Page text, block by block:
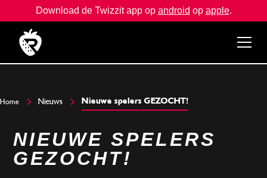
Download de Twizzit app op android op apple.
Home Nieuws Nieuwe spelers GEZOCHT!
NIEUWE SPELERS
GEZOCHT!